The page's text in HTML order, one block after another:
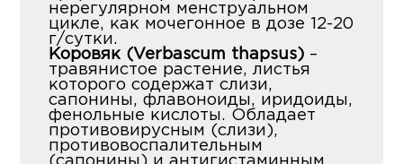
нерегулярном менструальном
цикле, как мочегонное в дозе 12-20
г/сутки.
Коровяк (Verbascum thapsus) –
травянистое растение, листья
которого содержат слизи,
сапонины, флавоноиды, иридоиды,
фенольные кислоты. Обладает
противовирусным (слизи),
противовоспалительным